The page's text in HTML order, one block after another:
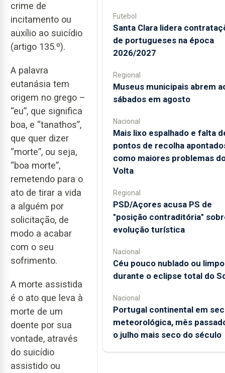
crime de
incitamento ou
auxílio ao suicídio
(artigo 135.º).
A palavra
eutanásia tem
origem no grego –
“eu”, que significa
boa, e “tanathos”,
que quer dizer
“morte”, ou seja,
“boa morte”,
remetendo para o
ato de tirar a vida
a alguém por
solicitação, de
modo a acabar
com o seu
sofrimento.
A morte assistida
é o ato que leva à
morte de um
doente por sua
vontade, através
do suicídio
assistido ou
Futebol
Santa Clara lidera
de portugueses na época
2026/2027
Regional
Museus municipais abrem
sábados em agosto
Nacional
Mais lixo espalhado e falta
pontos de recolha
como maiores problemas
Volta
Regional
PSD/Açores acusa PS de
"posição contraditória"
evolução turística
Nacional
Céu pouco nublado ou limpo
durante o eclipse total do
Nacional
Portugal continental em
meteorológica, mês
o julho mais seco do século